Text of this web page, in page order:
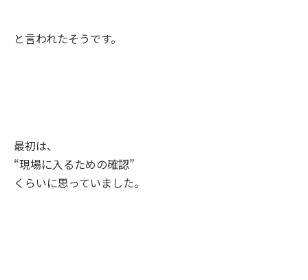
と言われたそうです。
最初は、
“現場に入るための確認”
くらいに思っていました。